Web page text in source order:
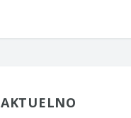
AKTUELNO